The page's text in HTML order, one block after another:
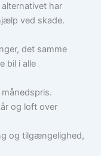
har
ved skade.
det samme
bil i alle
og loft over
og tilgængelighed,